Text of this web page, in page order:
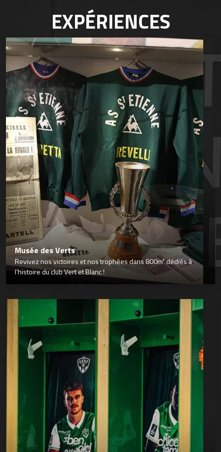
EXPÉRIENCES
Musée des Verts
Revivez nos victoires et nos trophées dans 800m² dédiés à
l’histoire du club Vert et Blanc !